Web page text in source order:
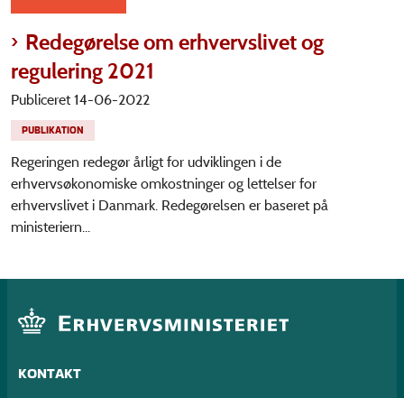
Redegørelse om erhvervslivet og
regulering 2021
Publiceret 14-06-2022
PUBLIKATION
Regeringen redegør årligt for udviklingen i de
erhvervsøkonomiske omkostninger og lettelser for
erhvervslivet i Danmark. Redegørelsen er baseret på
ministeriern...
KONTAKT